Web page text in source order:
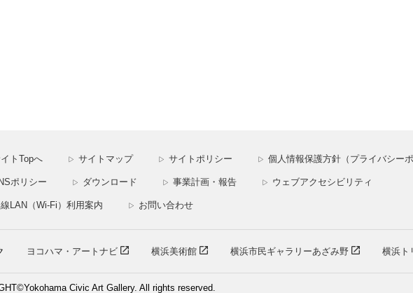
トTopへ ▷ サイトマップ ▷ サイトポリシー ▷ 個人情報保護方針（プライバシーポ
ポリシー ▷ ダウンロード ▷ 事業計画・報告 ▷ ウェブアクセシビリティ
LAN（Wi-Fi）利用案内 ▷ お問い合わせ
ヨコハマ・アートナビ 横浜美術館 横浜市民ギャラリーあざみ野 横浜ト
Civic Art Gallery. All rights reserved.